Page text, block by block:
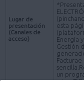
Lugar de
presentación
(Canales de
acceso)
esta
Energía
Gestión
un